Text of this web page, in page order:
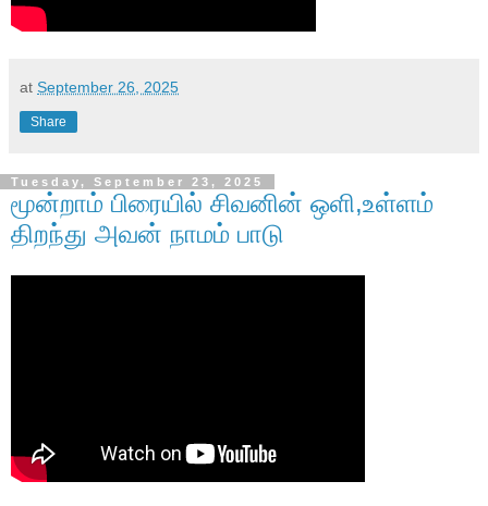
at September 26, 2025
Share
Tuesday, September 23, 2025
மூன்றாம் பிரையில் சிவனின் ஒளி,உள்ளம்
திறந்து அவன் நாமம் பாடு